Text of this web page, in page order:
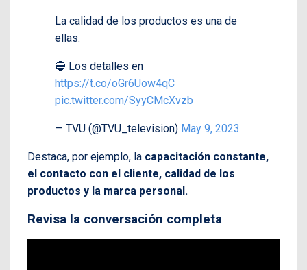
La calidad de los productos es una de
ellas.
🔵 Los detalles en
https://t.co/oGr6Uow4qC
pic.twitter.com/SyyCMcXvzb
— TVU (@TVU_television) May 9, 2023
Destaca, por ejemplo, la capacitación constante,
el contacto con el cliente, calidad de los
productos y la marca personal.
Revisa la conversación completa